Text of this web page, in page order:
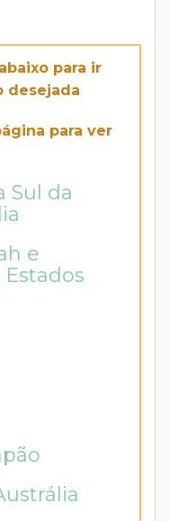
para ir
desejada
para ver
Sul da
e